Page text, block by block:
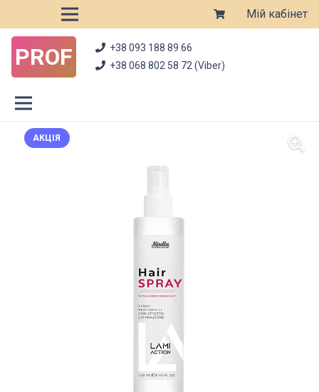
Мій кабінет
PROF
+38 093 188 89 66
+38 068 802 58 72 (Viber)
АКЦІЯ